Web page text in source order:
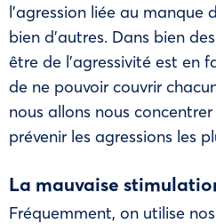
l’agression liée au manque
bien d’autres. Dans bien
être de l’agressivité est en
de ne pouvoir couvrir
nous allons nous
prévenir les agressions les
La mauvaise
Fréquemment, on utilise